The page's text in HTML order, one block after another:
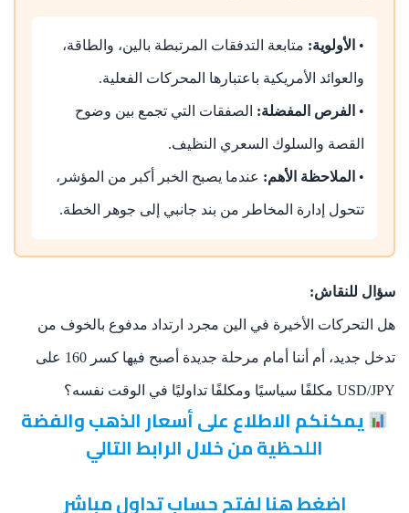
• الأولوية: متابعة التدفقات المرتبطة بالين، والطاقة،
والعوائد الأمريكية باعتبارها المحركات الفعلية.
• الفرص المفضلة: الصفقات التي تجمع بين وضوح
القصة والسلوك السعري النظيف.
• الملاحظة الأهم: عندما يصبح الخبر أكبر من المؤشر،
تتحول إدارة المخاطر من بند جانبي إلى جوهر الخطة.
سؤال للنقاش:
هل التحركات الأخيرة في الين مجرد ارتداد مدفوع بالخوف من
تدخل جديد، أم أننا أمام مرحلة جديدة أصبح فيها كسر 160 على
USD/JPY مكلفًا سياسيًا ومكلفًا تداوليًا في الوقت نفسه؟
يمكنكم الاطلاع على أسعار الذهب والفضة
اللحظية من خلال الرابط التالي
اضغط هنا لفتح حساب تداول مباشر